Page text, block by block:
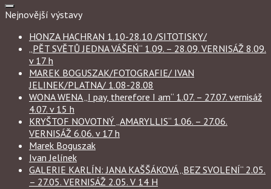
Nejnovější výstavy
HONZA HACHRAN 1.10-28.10 /SITOTISKY/
„PĚT SVĚTŮ JEDNA VÁŠEŃ“ 1.09. – 28.09. VERNISÁŽ 8.09.
v 17 h
MAREK BOGUSZAK/FOTOGRAFIE/ IVAN
JELINEK/PLATNA/ 1.08-28.08
WONA WENA „I pay, therefore I am“ 1.07. – 27.07. vernisáž
4.07. v 15 h
KRYŠTOF NOVOTNÝ „AMARYLLIS“ 1.06. – 27.06.
VERNISÁŽ 6.06. v 17 h
Marek Boguszak
Ivan Jelínek
GALERIE KARLÍN: JANA KAŠŠÁKOVÁ „BEZ SVOLENÍ“ 2.05.
– 27.05. VERNISÁŽ 2.05. V 14 H